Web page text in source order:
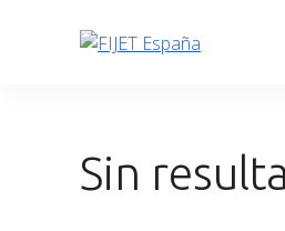
Sin